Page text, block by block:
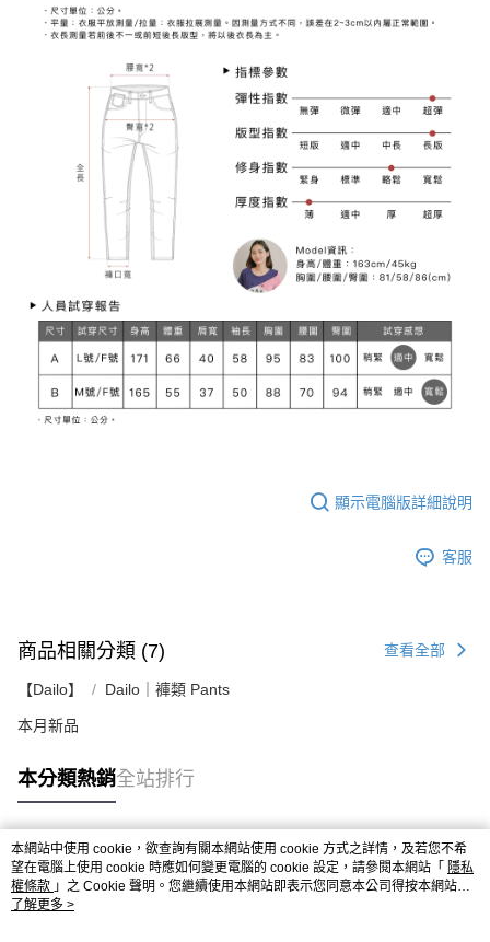
顯示電腦版詳細說明
客服
商品相關分類 (7) 查看全部
【Dailo】 Dailo｜褲類 Pants
本月新品
本分類熱銷全站排行
熱門標籤
本網站中使用 cookie，欲查詢有關本網站使用 cookie 方式之詳情，及若您不希
望在電腦上使用 cookie 時應如何變更電腦的 cookie 設定，請參閱本網站「 隱私
權條款 」之 Cookie 聲明。您繼續使用本網站即表示您同意本公司得按本網站使
用條款之 Cookie 聲明使用 cookie。
了解更多 >